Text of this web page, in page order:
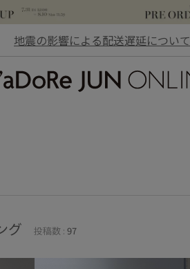
地震の影響による配送遅延について
グ 投稿数 : 97